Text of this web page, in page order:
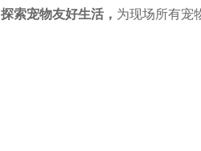
索宠物友好生活， 为现场所有宠